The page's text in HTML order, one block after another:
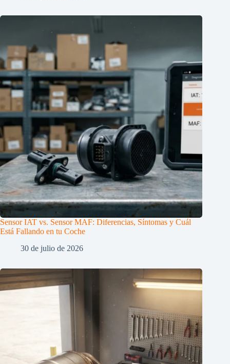
Sensor IAT vs. Sensor MAF: Diferencias, Síntomas y Cuál
Está Fallando en tu Coche
30 de julio de 2026